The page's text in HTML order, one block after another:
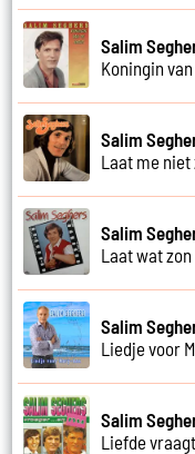
Salim
Koningin
Salim
Laat me
Salim
Laat wat
Salim
Liedje voor
Salim
Liefde